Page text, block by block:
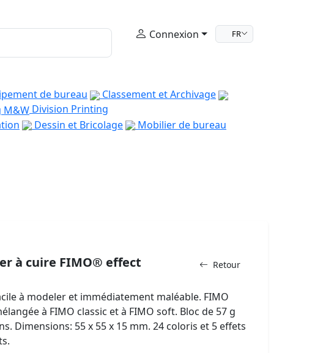
Connexion FR
de bureau
Classement et Archivage
Division Printing
Dessin et Bricolage
Mobilier de bureau
Retour
à cuire FIMO® effect
à modeler et immédiatement maléable. FIMO
à FIMO classic et à FIMO soft. Bloc de 57 g
Dimensions: 55 x 55 x 15 mm. 24 coloris et 5 effets